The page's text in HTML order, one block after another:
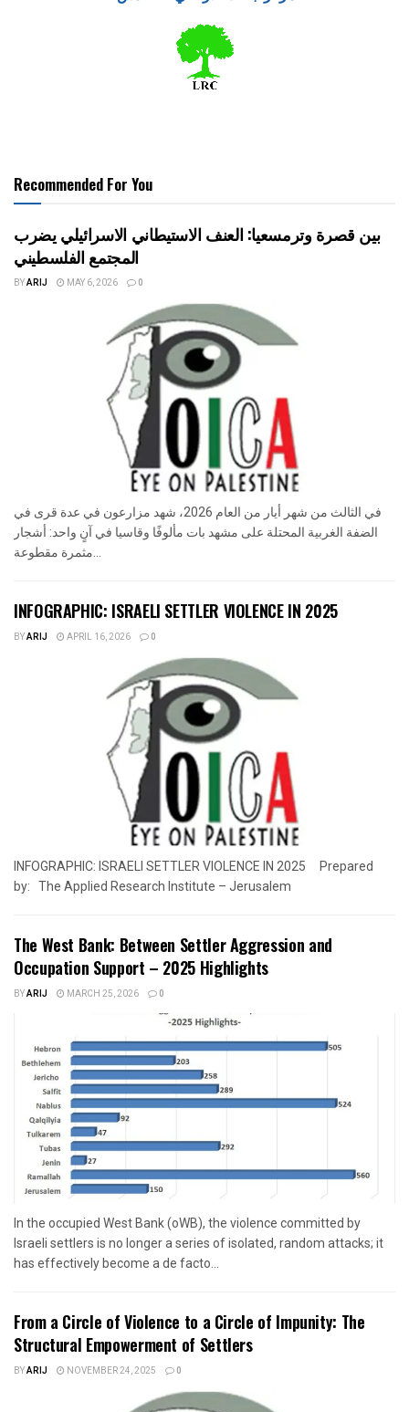
Recommended For You
بين قصرة وترمسعيا: العنف الاستيطاني الاسرائيلي يضرب
المجتمع الفلسطيني
BYARIJ MAY 6, 2026 0
في الثالث من شهر أيار من العام 2026، شهد مزارعون في عدة قرى في
الضفة الغربية المحتلة على مشهد بات مألوفًا وقاسيا في آنٍ واحد: أشجار
مثمرة مقطوعة...
INFOGRAPHIC: ISRAELI SETTLER VIOLENCE IN 2025
BYARIJ APRIL 16, 2026 0
INFOGRAPHIC: ISRAELI SETTLER VIOLENCE IN 2025 Prepared
by: The Applied Research Institute – Jerusalem
The West Bank: Between Settler Aggression and
Occupation Support – 2025 Highlights
BYARIJ MARCH 25, 2026 0
In the occupied West Bank (oWB), the violence committed by
Israeli settlers is no longer a series of isolated, random attacks; it
has effectively become a de facto...
From a Circle of Violence to a Circle of Impunity: The
Structural Empowerment of Settlers
BYARIJ NOVEMBER 24, 2025 0